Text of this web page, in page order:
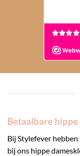
Betaalbare hippe
Bij Stylefever
bij ons hippe